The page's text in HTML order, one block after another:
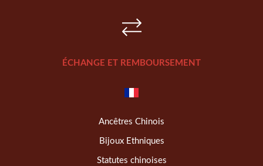
ÉCHANGE ET REMBOURSEMENT
Ancêtres Chinois
Bijoux Ethniques
Statutes chinoises